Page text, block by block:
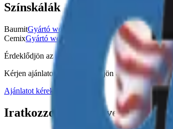
Színskálák
BaumitGyártó weboldala
CemixGyártó weboldala
Érdeklődjön az árukészletről
Kérjen ajánlatot vagy érdeklődjön az elérhető
Ajánlatot kérek
Iratkozzon fel hírlevelünkre